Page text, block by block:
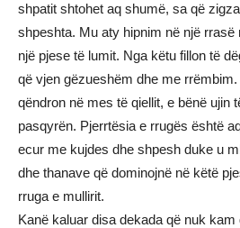
shpatit shtohet aq shumë, sa që
shpeshta. Mu aty hipnim në një rrasë
një pjese të lumit. Nga këtu fillon të
që vjen gëzueshëm dhe me
qëndron në mes të qiellit, e bënë ujin
pasqyrën. Pjerrtësia e rrugës është
ecur me kujdes dhe shpesh duke u
dhe thanave që dominojnë në këtë
rruga e mullirit.
Kanë kaluar disa dekada që nuk